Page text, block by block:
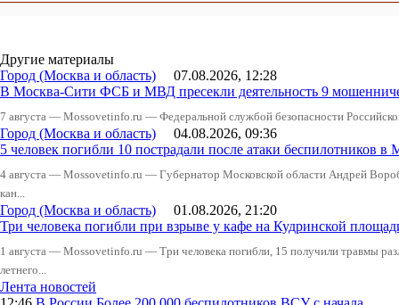
Другие материалы
Город (Москва и область) 07.08.2026, 12:28
В Москва-Сити ФСБ и МВД пресекли деятельность 9
7 августа — Mossovetinfo.ru — Федеральной службой безопасности
Город (Москва и область) 04.08.2026, 09:36
5 человек погибли 10 пострадали после атаки беспилотников в
4 августа — Mossovetinfo.ru — Губернатор Московской области Андрей
кан...
Город (Москва и область) 01.08.2026, 21:20
Три человека погибли при взрыве у кафе на Кудринской
1 августа — Mossovetinfo.ru — Три человека погибли, 15 получили травмы
летнего...
Лента новостей